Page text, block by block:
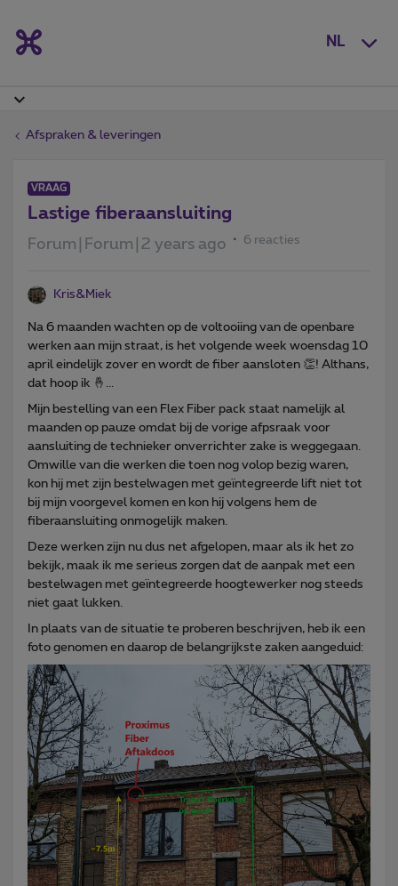
NL
Afspraken & leveringen
VRAAG
Lastige fiberaansluiting
Forum|Forum|2 years ago 6 reacties
Kris&Miek
Na 6 maanden wachten op de voltooiing van de openbare
werken aan mijn straat, is het volgende week woensdag 10
april eindelijk zover en wordt de fiber aansloten 👏! Althans,
dat hoop ik 🤞...
Mijn bestelling van een Flex Fiber pack staat namelijk al
maanden op pauze omdat bij de vorige afpsraak voor
aansluiting de technieker onverrichter zake is weggegaan.
Omwille van die werken die toen nog volop bezig waren,
kon hij met zijn bestelwagen met geïntegreerde lift niet tot
bij mijn voorgevel komen en kon hij volgens hem de
fiberaansluiting onmogelijk maken.
Deze werken zijn nu dus net afgelopen, maar als ik het zo
bekijk, maak ik me serieus zorgen dat de aanpak met een
bestelwagen met geïntegreerde hoogtewerker nog steeds
niet gaat lukken.
In plaats van de situatie te proberen beschrijven, heb ik een
foto genomen en daarop de belangrijkste zaken aangeduid: